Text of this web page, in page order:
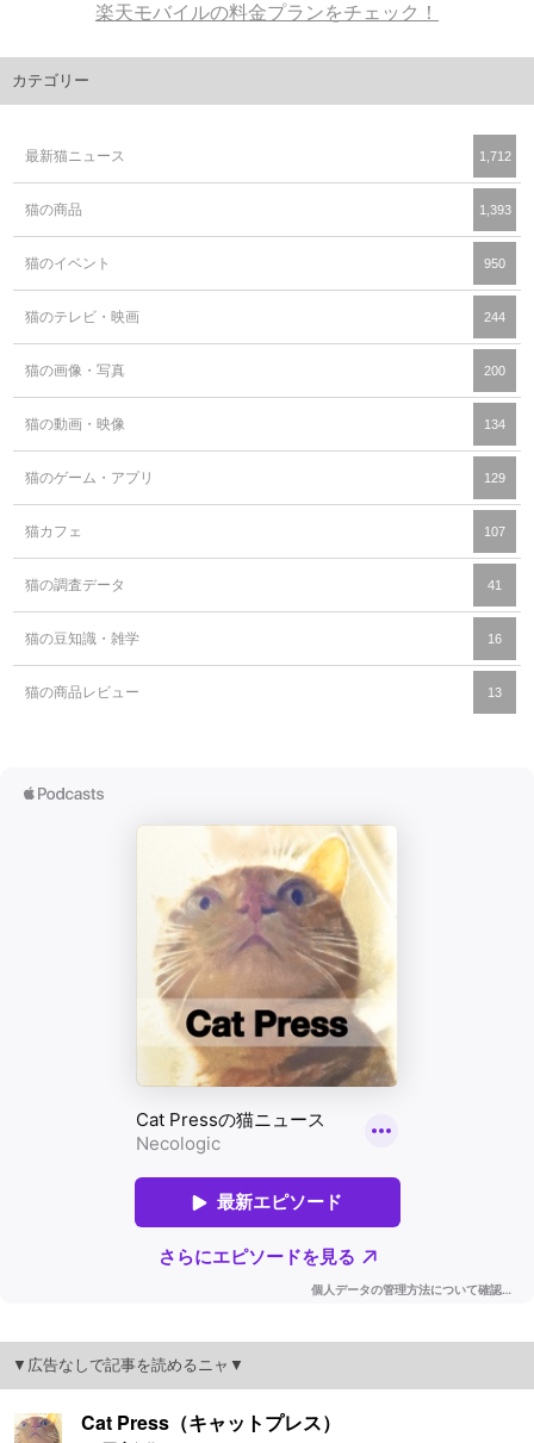
楽天モバイルの料金プランをチェック！
カテゴリー
最新猫ニュース 1,712
猫の商品 1,393
猫のイベント 950
猫のテレビ・映画 244
猫の画像・写真 200
猫の動画・映像 134
猫のゲーム・アプリ 129
猫カフェ 107
猫の調査データ 41
猫の豆知識・雑学 16
猫の商品レビュー 13
▼広告なしで記事を読めるニャ▼